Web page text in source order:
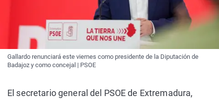
Gallardo renunciará este viernes como presidente de la Diputación de
Badajoz y como concejal | PSOE
El secretario general del PSOE de Extremadura,